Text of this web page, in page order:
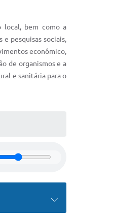
local, bem como a
pesquisas sociais,
econômico,
de organismos e a
e sanitária para o